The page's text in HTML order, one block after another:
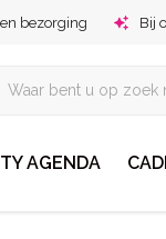
bezorging Bij
AGENDA